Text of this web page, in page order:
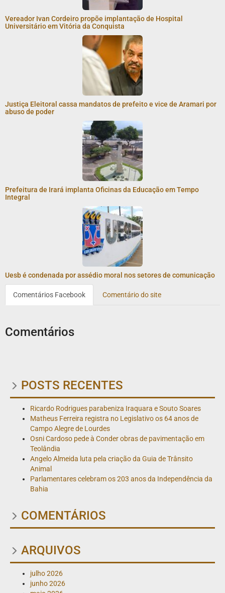
Vereador Ivan Cordeiro propõe implantação de Hospital
Universitário em Vitória da Conquista
Justiça Eleitoral cassa mandatos de prefeito e vice de Aramari por
abuso de poder
Prefeitura de Irará implanta Oficinas da Educação em Tempo
Integral
Uesb é condenada por assédio moral nos setores de comunicação
Comentários Facebook Comentário do site
Comentários
POSTS RECENTES
Ricardo Rodrigues parabeniza Iraquara e Souto Soares
Matheus Ferreira registra no Legislativo os 64 anos de
Campo Alegre de Lourdes
Osni Cardoso pede à Conder obras de pavimentação em
Teolândia
Angelo Almeida luta pela criação da Guia de Trânsito
Animal
Parlamentares celebram os 203 anos da Independência da
Bahia
COMENTÁRIOS
ARQUIVOS
julho 2026
junho 2026